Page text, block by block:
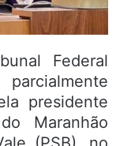
Federal
presidente
Maranhão